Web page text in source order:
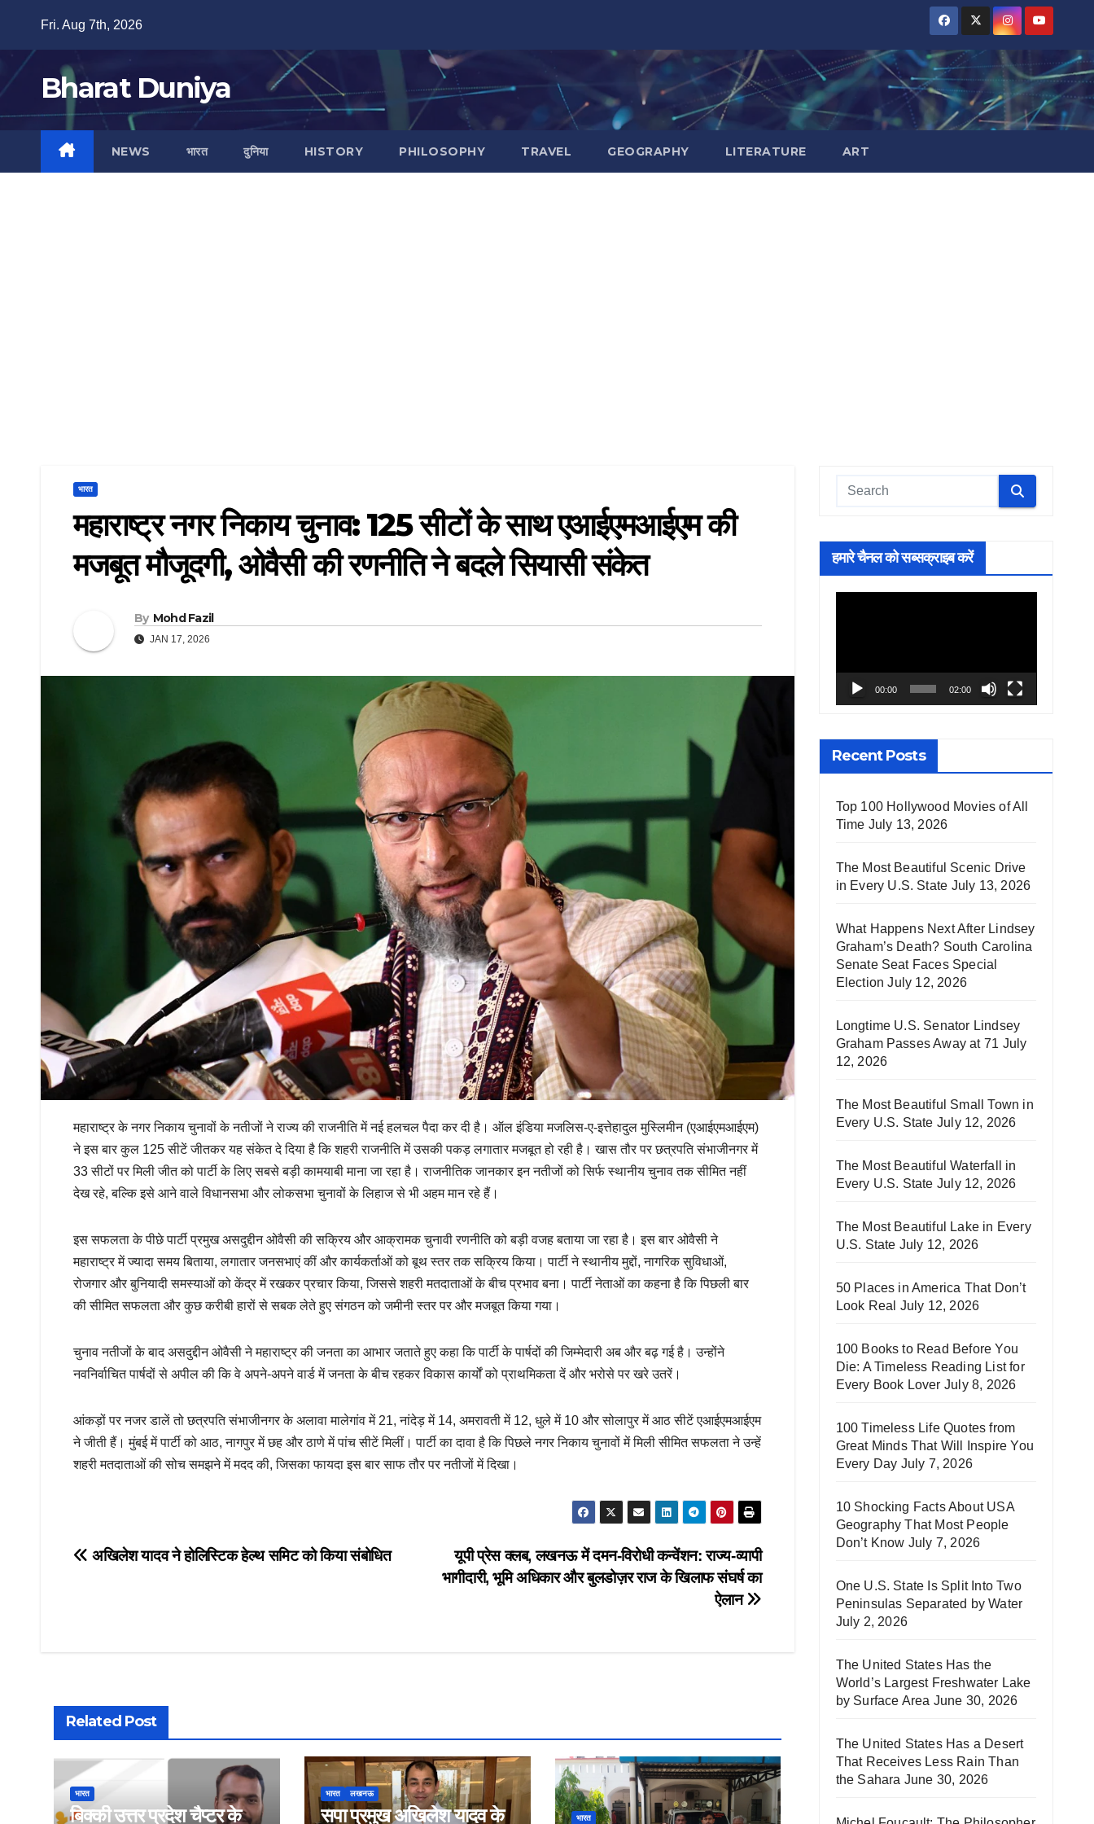
content
Fri. Aug 7th, 2026
Bharat Duniya
NEWS भारत दुनिया HISTORY PHILOSOPHY TRAVEL GEOGRAPHY LITERATURE ART
भारत
महाराष्ट्र नगर निकाय चुनाव: 125 सीटों के साथ एआईएमआईएम की
मजबूत मौजूदगी, ओवैसी की रणनीति ने बदले सियासी संकेत
By Mohd Fazil
JAN 17, 2026
महाराष्ट्र के नगर निकाय चुनावों के नतीजों ने राज्य की राजनीति में नई हलचल पैदा कर दी है। ऑल इंडिया मजलिस-ए-इत्तेहादुल मुस्लिमीन (एआईएमआईएम)
ने इस बार कुल 125 सीटें जीतकर यह संकेत दे दिया है कि शहरी राजनीति में उसकी पकड़ लगातार मजबूत हो रही है। खास तौर पर छत्रपति संभाजीनगर में
33 सीटों पर मिली जीत को पार्टी के लिए सबसे बड़ी कामयाबी माना जा रहा है। राजनीतिक जानकार इन नतीजों को सिर्फ स्थानीय चुनाव तक सीमित नहीं
देख रहे, बल्कि इसे आने वाले विधानसभा और लोकसभा चुनावों के लिहाज से भी अहम मान रहे हैं।
इस सफलता के पीछे पार्टी प्रमुख असदुद्दीन ओवैसी की सक्रिय और आक्रामक चुनावी रणनीति को बड़ी वजह बताया जा रहा है। इस बार ओवैसी ने
महाराष्ट्र में ज्यादा समय बिताया, लगातार जनसभाएं कीं और कार्यकर्ताओं को बूथ स्तर तक सक्रिय किया। पार्टी ने स्थानीय मुद्दों, नागरिक सुविधाओं,
रोजगार और बुनियादी समस्याओं को केंद्र में रखकर प्रचार किया, जिससे शहरी मतदाताओं के बीच प्रभाव बना। पार्टी नेताओं का कहना है कि पिछली बार
की सीमित सफलता और कुछ करीबी हारों से सबक लेते हुए संगठन को जमीनी स्तर पर और मजबूत किया गया।
चुनाव नतीजों के बाद असदुद्दीन ओवैसी ने महाराष्ट्र की जनता का आभार जताते हुए कहा कि पार्टी के पार्षदों की जिम्मेदारी अब और बढ़ गई है। उन्होंने
नवनिर्वाचित पार्षदों से अपील की कि वे अपने-अपने वार्ड में जनता के बीच रहकर विकास कार्यों को प्राथमिकता दें और भरोसे पर खरे उतरें।
आंकड़ों पर नजर डालें तो छत्रपति संभाजीनगर के अलावा मालेगांव में 21, नांदेड़ में 14, अमरावती में 12, धुले में 10 और सोलापुर में आठ सीटें एआईएमआईएम
ने जीती हैं। मुंबई में पार्टी को आठ, नागपुर में छह और ठाणे में पांच सीटें मिलीं। पार्टी का दावा है कि पिछले नगर निकाय चुनावों में मिली सीमित सफलता ने उन्हें
शहरी मतदाताओं की सोच समझने में मदद की, जिसका फायदा इस बार साफ तौर पर नतीजों में दिखा।
Post
यूपी प्रेस क्लब, लखनऊ में दमन-विरोधी कन्वेंशन: राज्य-व्यापी
भागीदारी, भूमि अधिकार और बुलडोज़र राज के खिलाफ संघर्ष का
ऐलान
अखिलेश यादव ने होलिस्टिक हेल्थ समिट को किया संबोधित
Related Post
भारत
बिक्की उत्तर प्रदेश चैप्टर के
भारत लखनऊ
सपा प्रमुख अखिलेश यादव के
भारत
हमारे चैनल को सब्सक्राइब करें
00:00 02:00
Recent Posts
Top 100 Hollywood Movies of All
Time July 13, 2026
The Most Beautiful Scenic Drive
in Every U.S. State July 13, 2026
What Happens Next After Lindsey
Graham’s Death? South Carolina
Senate Seat Faces Special
Election July 12, 2026
Longtime U.S. Senator Lindsey
Graham Passes Away at 71 July
12, 2026
The Most Beautiful Small Town in
Every U.S. State July 12, 2026
The Most Beautiful Waterfall in
Every U.S. State July 12, 2026
The Most Beautiful Lake in Every
U.S. State July 12, 2026
50 Places in America That Don’t
Look Real July 12, 2026
100 Books to Read Before You
Die: A Timeless Reading List for
Every Book Lover July 8, 2026
100 Timeless Life Quotes from
Great Minds That Will Inspire You
Every Day July 7, 2026
10 Shocking Facts About USA
Geography That Most People
Don’t Know July 7, 2026
One U.S. State Is Split Into Two
Peninsulas Separated by Water
July 2, 2026
The United States Has the
World’s Largest Freshwater Lake
by Surface Area June 30, 2026
The United States Has a Desert
That Receives Less Rain Than
the Sahara June 30, 2026